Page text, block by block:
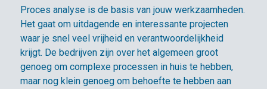
Proces analyse is de basis van jouw werkzaamheden.
Het gaat om uitdagende en interessante projecten
waar je snel veel vrijheid en verantwoordelijkheid
krijgt. De bedrijven zijn over het algemeen groot
genoeg om complexe processen in huis te hebben,
maar nog klein genoeg om behoefte te hebben aan